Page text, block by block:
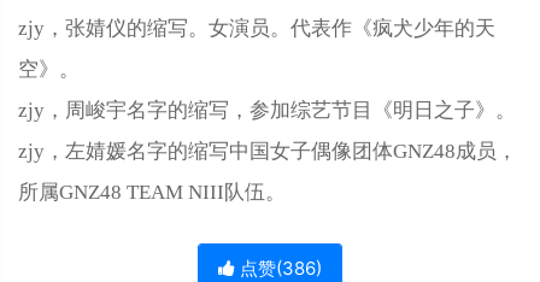
zjy，张婧仪的缩写。女演员。代表作《疯犬少年的天
空》。
zjy，周峻宇名字的缩写，参加综艺节目《明日之子》。
zjy，左婧媛名字的缩写中国女子偶像团体GNZ48成员，
所属GNZ48 TEAM NIII队伍。
点赞(386)